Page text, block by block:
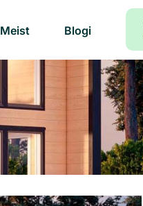
Meist Blogi